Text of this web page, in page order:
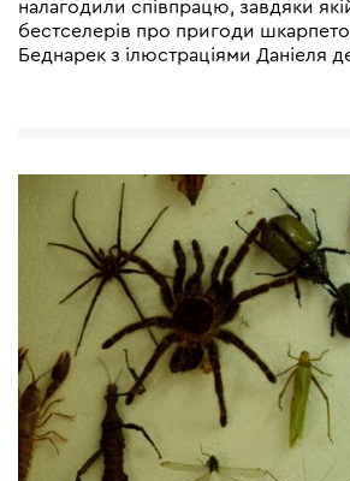
налагодили співпрацю, завдяки
бестселерів про пригоди
Беднарек з ілюстраціями Даніеля